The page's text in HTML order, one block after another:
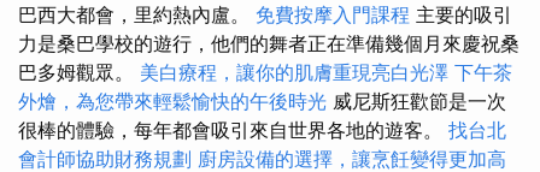
巴西大都會，里約熱內盧。 免費按摩入門課程 主要的吸引
力是桑巴學校的遊行，他們的舞者正在準備幾個月來慶祝桑
巴多姆觀眾。 美白療程，讓你的肌膚重現亮白光澤 下午茶
外燴，為您帶來輕鬆愉快的午後時光 威尼斯狂歡節是一次
很棒的體驗，每年都會吸引來自世界各地的遊客。 找台北
會計師協助財務規劃 廚房設備的選擇，讓烹飪變得更加高